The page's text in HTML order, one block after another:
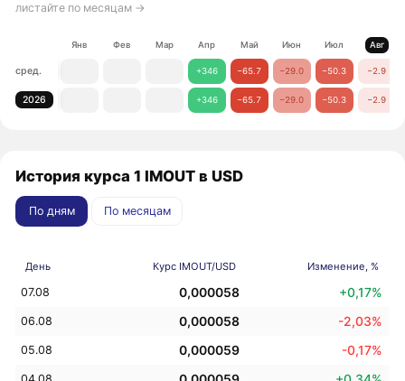
листайте по месяцам →
Янв Фев Мар Апр Май Июн Июл Авг
сред. +346 −65.7 −29.0 −50.3 −2.9
2026 +346 −65.7 −29.0 −50.3 −2.9
История курса 1 IMOUT в USD
По дням По месяцам
День Курс IMOUT/USD Изменение, %
07.08 0,000058 +0,17%
06.08 0,000058 -2,03%
05.08 0,000059 -0,17%